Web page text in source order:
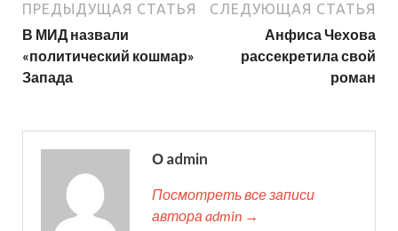
ПРЕДЫДУЩАЯ СТАТЬЯ
В МИД назвали
«политический кошмар»
Запада
СЛЕДУЮЩАЯ СТАТЬЯ
Анфиса Чехова
рассекретила свой
роман
О admin
Посмотреть все записи
автора admin →